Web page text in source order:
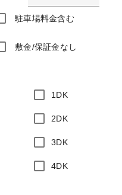
駐車場料金含む
敷金/保証金なし
1DK
2DK
3DK
4DK